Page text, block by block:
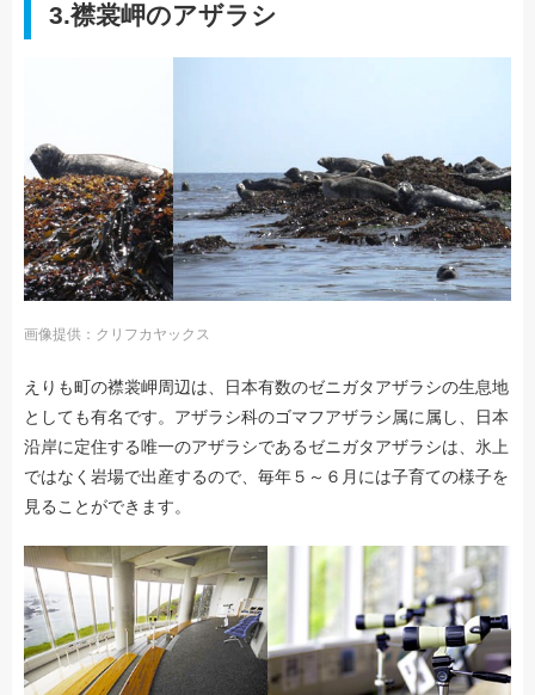
3.襟裳岬のアザラシ
画像提供：クリフカヤックス
えりも町の襟裳岬周辺は、日本有数のゼニガタアザラシの生息地
としても有名です。アザラシ科のゴマフアザラシ属に属し、日本
沿岸に定住する唯一のアザラシであるゼニガタアザラシは、氷上
ではなく岩場で出産するので、毎年５～６月には子育ての様子を
見ることができます。